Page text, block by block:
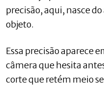
precisão, aqui, nasce
objeto.
Essa precisão aparece
câmera que hesita
corte que retém meio